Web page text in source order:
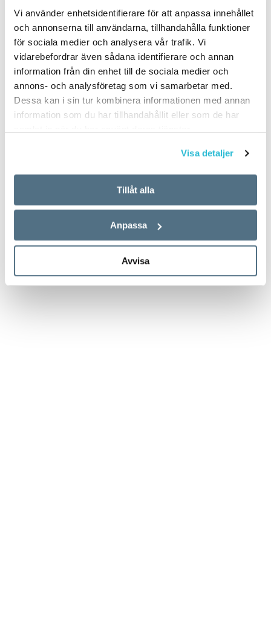
Vi använder enhetsidentifierare för att anpassa innehållet
och annonserna till användarna, tillhandahålla funktioner
för sociala medier och analysera vår trafik. Vi
vidarebefordrar även sådana identifierare och annan
information från din enhet till de sociala medier och
annons- och analysföretag som vi samarbetar med.
Dessa kan i sin tur kombinera informationen med annan
information som du har tillhandahållit eller som de har
Visa detaljer
Tillåt alla
Anpassa
Avvisa